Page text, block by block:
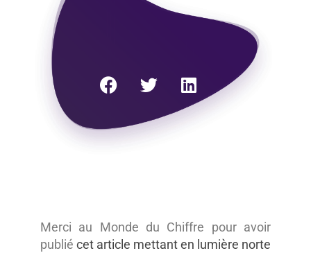
Merci au Monde du Chiffre pour avoir
publié cet article mettant en lumière norte